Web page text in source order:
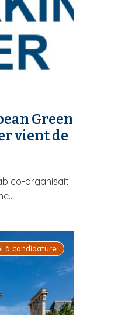
Green
vient de
co-organisait
à candidature